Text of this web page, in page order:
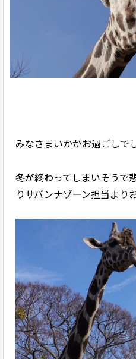
みなさまいかがお過ごしで
冬が終わってしまいそうで
りサバンナゾーン担当より